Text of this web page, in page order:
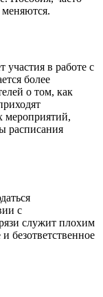
меняются.
в работе с
более
о том, как
мероприятий,
расписания
с
служит плохим
безответственное